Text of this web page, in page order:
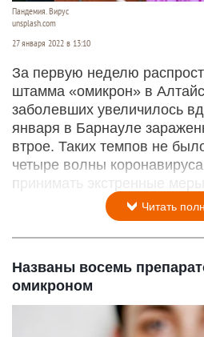
Пандемия. Вирус
unsplash.com
27 января 2022 в 13:10
За первую неделю
штамма «омикрон» в
заболевших увеличилось
января в Барнауле
втрое. Таких темпов не
четыре волны
принимать экстренные меры.
Читать
Названы восемь
омикроном